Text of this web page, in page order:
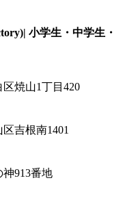
小学生・中学生・
区焼山1丁目420
吉根南1401
神913番地